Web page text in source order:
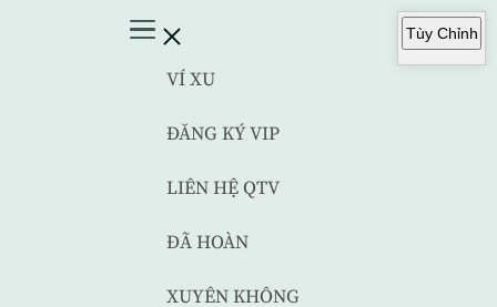
VÍ XU
ĐĂNG KÝ VIP
LIÊN HỆ QTV
ĐÃ HOÀN
XUYÊN KHÔNG
Tùy Chỉnh